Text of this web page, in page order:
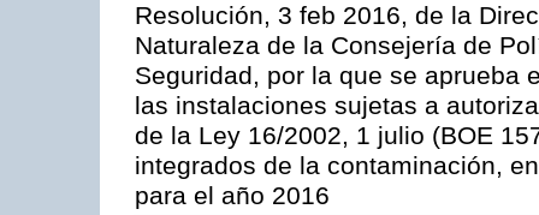
Resolución, 3 feb 2016, de la
Naturaleza de la Consejería de
Seguridad, por la que se aprueba
las instalaciones sujetas a
de la Ley 16/2002, 1 julio (BOE
integrados de la contaminación,
para el año 2016